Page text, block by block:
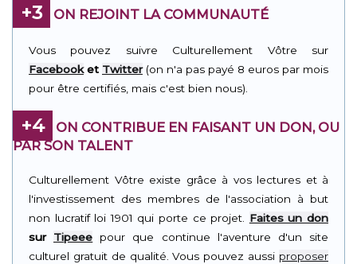
+3 ON REJOINT LA COMMUNAUTÉ
Vous pouvez suivre Culturellement Vôtre sur
Facebooket Twitter(on n'a pas payé 8 euros par mois
pour être certifiés, mais c'est bien nous).
+4
ON CONTRIBUE EN FAISANT UN DON, OU
PAR SON TALENT
Culturellement Vôtre existe grâce à vos lectures et à
l'investissement des membres de l'association à but
non lucratif loi 1901 qui porte ce projet. Faites un don
sur Tipeee pour que continue l'aventure d'un site
culturel gratuit de qualité. Vous pouvez aussi proposer